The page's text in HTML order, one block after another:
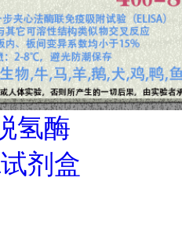
氢酶
剂盒